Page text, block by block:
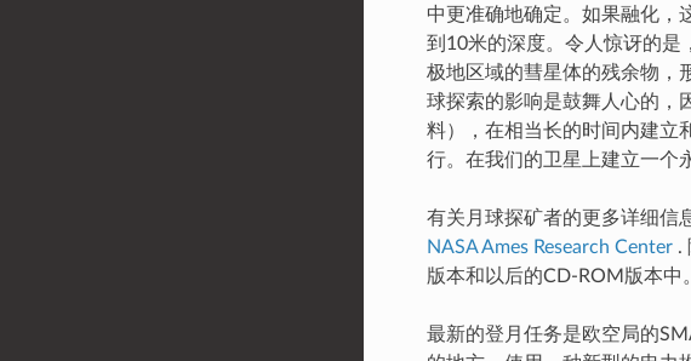
中更准确地确定。如果融化，
到10米的深度。令人惊讶的是
极地区域的彗星体的残余物，
球探索的影响是鼓舞人心的，
料），在相当长的时间内建立
行。在我们的卫星上建立一个
有关月球探矿者的更多详细信
NASA Ames Research Center.
版本和以后的CD-ROM版本中。
最新的登月任务是欧空局的